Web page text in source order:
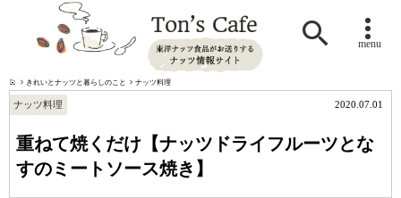
menu

きれいとナッツと暮らしのこと ナッツ料理
重ねて焼くだけ【ナッツドライフルーツとな
すのミートソース焼き】
ナッツ料理 2020.07.01